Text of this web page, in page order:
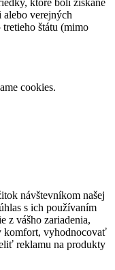
ktoré boli získané
alebo verejných
štátu (mimo
cookies.
návštevníkom našej
s ich používaním
z vášho zariadenia,
komfort, vyhodnocovať
reklamu na produkty